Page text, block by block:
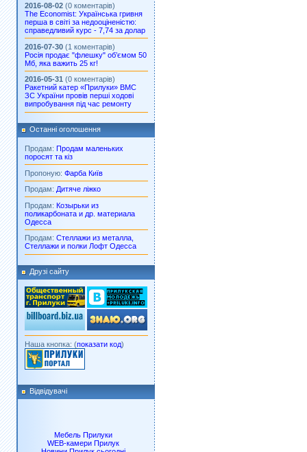
2016-08-02 (0 коментарів)
The Economist: Українська гривня
перша в світі за недооціненістю:
справедливий курс - 7,74 за долар
2016-07-30 (1 коментарів)
Росія продає "флешку" об’ємом 50
Мб, яка важить 25 кг!
2016-05-31 (0 коментарів)
Ракетний катер «Прилуки» ВМС
ЗС України провів перші ходові
випробування під час ремонту
Останні оголошення
Продам: Продам маленьких
поросят та кіз
Пропоную: Фарба Київ
Продам: Дитяче ліжко
Продам: Козырьки из
поликарбоната и др. материала
Одесса
Продам: Стеллажи из металла,
Стеллажи и полки Лофт Одесса
Друзі сайту
Наша кнопка: (показати код)
Відвідувачі
Мебель Прилуки
WEB-камери Прилук